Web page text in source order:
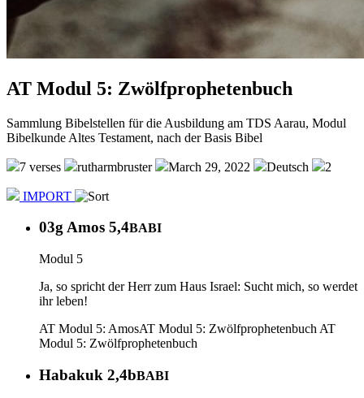
AT Modul 5: Zwölfprophetenbuch
Sammlung Bibelstellen für die Ausbildung am TDS Aarau, Modul
Bibelkunde Altes Testament, nach der Basis Bibel
7 verses rutharmbruster March 29, 2022 Deutsch 2
IMPORT
03g Amos 5,4BABI
Modul 5
Ja, so spricht der Herr zum Haus Israel: Sucht mich, so werdet
ihr leben!
AT Modul 5: AmosAT Modul 5: Zwölfprophetenbuch AT
Modul 5: Zwölfprophetenbuch
Habakuk 2,4bBABI